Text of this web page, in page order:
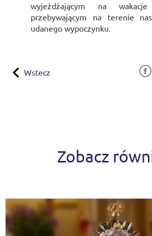
wyjeżdżającym na
przebywającym na terenie
udanego wypoczynku.
Wstecz
Zobacz